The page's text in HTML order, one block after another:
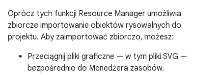
Oprócz tych funkcji Resource Manager umożliwia
zbiorcze importowanie obiektów rysowalnych do
projektu. Aby zaimportować zbiorczo, możesz:
Przeciągnij pliki graficzne — w tym pliki SVG —
bezpośrednio do Menedżera zasobów.